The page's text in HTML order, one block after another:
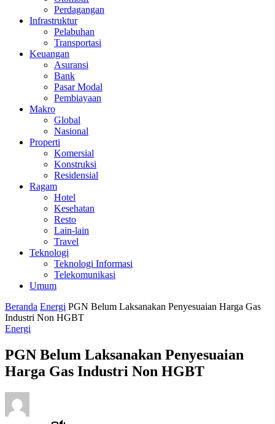
Perdagangan
Infrastruktur
Pelabuhan
Transportasi
Keuangan
Asuransi
Bank
Pasar Modal
Pembiayaan
Makro
Global
Nasional
Properti
Komersial
Konstruksi
Residensial
Ragam
Hotel
Kesehatan
Resto
Lain-lain
Travel
Teknologi
Teknologi Informasi
Telekomunikasi
Umum
Beranda Energi PGN Belum Laksanakan Penyesuaian Harga Gas
Industri Non HGBT
Energi
PGN Belum Laksanakan Penyesuaian
Harga Gas Industri Non HGBT